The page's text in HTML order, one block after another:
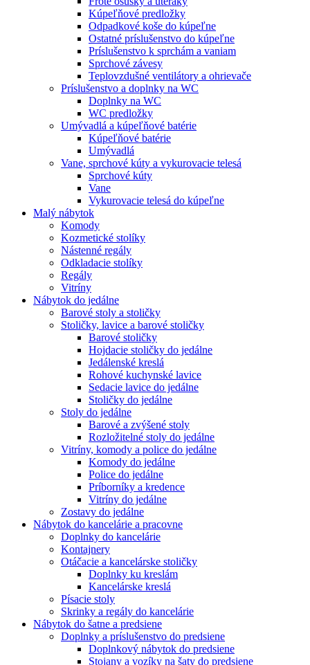
Kúpeľňové predložky
Odpadkové koše do kúpeľne
Ostatné príslušenstvo do kúpeľne
Príslušenstvo k sprchám a vaniam
Sprchové závesy
Teplovzdušné ventilátory a ohrievače
Príslušenstvo a doplnky na WC
Doplnky na WC
WC predložky
Umývadlá a kúpeľňové batérie
Kúpeľňové batérie
Umývadlá
Vane, sprchové kúty a vykurovacie telesá
Sprchové kúty
Vane
Vykurovacie telesá do kúpeľne
Malý nábytok
Komody
Kozmetické stolíky
Nástenné regály
Odkladacie stolíky
Regály
Vitríny
Nábytok do jedálne
Barové stoly a stoličky
Stoličky, lavice a barové stoličky
Barové stoličky
Hojdacie stoličky do jedálne
Jedálenské kreslá
Rohové kuchynské lavice
Sedacie lavice do jedálne
Stoličky do jedálne
Stoly do jedálne
Barové a zvýšené stoly
Rozložitelné stoly do jedálne
Vitríny, komody a police do jedálne
Komody do jedálne
Police do jedálne
Príborníky a kredence
Vitríny do jedálne
Zostavy do jedálne
Nábytok do kancelárie a pracovne
Doplnky do kancelárie
Kontajnery
Otáčacie a kancelárske stoličky
Doplnky ku kreslám
Kancelárske kreslá
Písacie stoly
Skrinky a regály do kancelárie
Nábytok do šatne a predsiene
Doplnky a príslušenstvo do predsiene
Doplnkový nábytok do predsiene
Stojany a vozíky na šaty do predsiene